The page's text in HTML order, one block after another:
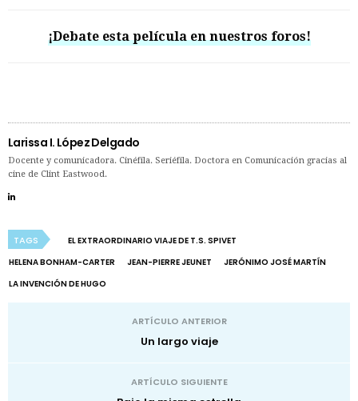
¡Debate esta película en nuestros foros!
Larissa I. López Delgado
Docente y comunicadora. Cinéfila. Seriéfila. Doctora en Comunicación gracias al
cine de Clint Eastwood.
TAGS
EL EXTRAORDINARIO VIAJE DE T.S. SPIVET
HELENA BONHAM-CARTER
JEAN-PIERRE JEUNET
JERÓNIMO JOSÉ MARTÍN
LA INVENCIÓN DE HUGO
ARTÍCULO ANTERIOR
Un largo viaje
ARTÍCULO SIGUIENTE